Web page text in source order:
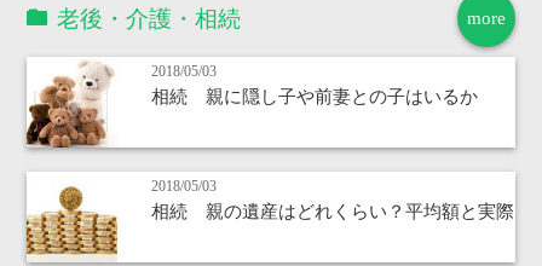
more
老後・介護・相続
2018/05/03
相続 親に隠し子や前妻との子はいるか
2018/05/03
相続 親の遺産はどれくらい？平均額と実際